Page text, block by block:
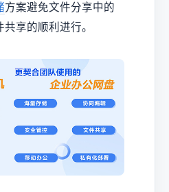
方案避免文件分享中的
享的顺利进行。